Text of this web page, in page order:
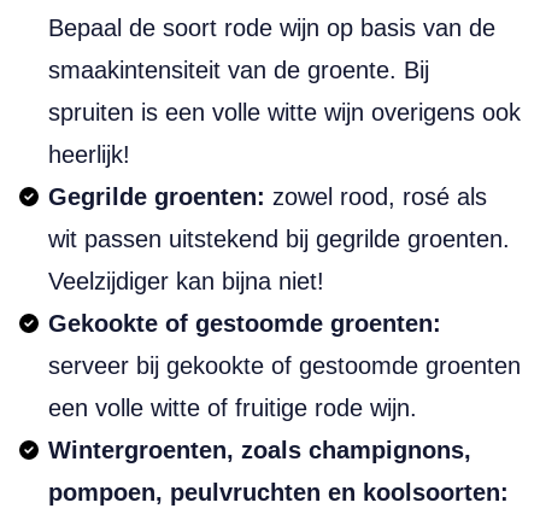
Bepaal de soort rode wijn op basis van de
smaakintensiteit van de groente. Bij
spruiten is een volle witte wijn overigens ook
heerlijk!
Gegrilde groenten: zowel rood, rosé als
wit passen uitstekend bij gegrilde groenten.
Veelzijdiger kan bijna niet!
Gekookte of gestoomde groenten:
serveer bij gekookte of gestoomde groenten
een volle witte of fruitige rode wijn.
Wintergroenten, zoals champignons,
pompoen, peulvruchten en koolsoorten: